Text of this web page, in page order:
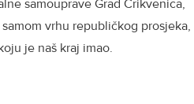
samouprave Grad Crikvenica,
vrhu republičkog prosjeka,
je naš kraj imao.